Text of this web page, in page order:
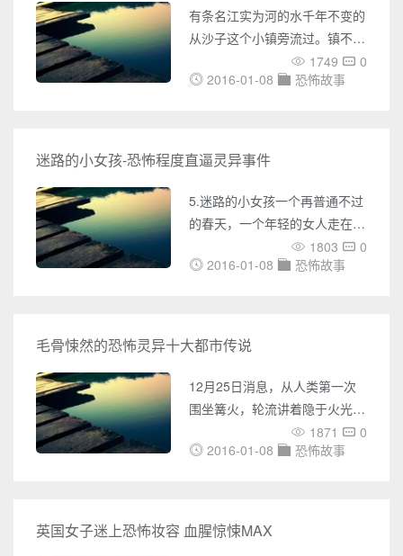
邻家母猪咬伤致死。民警表示，
法医尸检后在咬人母猪的体内找
到了遇害男童的毛发和部分头
骨，确定孩子确系被母猪啃咬致
有条名江实为河的水千年不变的
从沙子这个小镇旁流过。镇不
大，但是整个镇里的民居都是清
朝时留下的建筑，偶尔也有拍戏
镇上有个临江的码头，客商们在
沿江上下运送货物的当中，有时
会在这儿停留。码头边上有一长
排的竹林，郁郁葱葱，河风吹过
的时候，竹林左右摇摆，随风沙
沙作响。孩子们有时候爱上这儿
1749
0
2016-01-08
恐怖故事
迷路的小女孩-恐怖程度直逼灵异事件
5.迷路的小女孩一个再普通不过
的春天，一个年轻的女人走在街
上，看到一个小孩坐在街边哭
泣。于是，她停下来询问这个小
问她是否可以帮助她找到回家的
路。这个年轻的女人十分怜惜小
女孩，就欣然答应了。益海嘉里
奇闻怪事---嘉里大通世界奇闻幸
运的是，小女孩知道地址，对她
的家也有一个大致的印象。很
1803
0
2016-01-08
恐怖故事
毛骨悚然的恐怖灵异十大都市传说
12月25日消息，从人类第一次
围坐篝火，轮流讲着隐于火光背
后的神秘故事后，神话传说就遍
布各地、深入人心。这些故事不
人毛骨悚然的恐怖故事了。我们
从小就被教育道：不要相信陌生
1871
0
2016-01-08
恐怖故事
英国女子迷上恐怖妆容 血腥惊悚MAX